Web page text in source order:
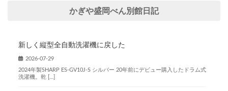
かぎや盛岡べん別館日記
新しく縦型全自動洗濯機に戻した
2026-07-29
2024年製SHARP ES-GV10J-S シルバー 20年前にデビュー購入したドラム式
洗濯機。乾 […]